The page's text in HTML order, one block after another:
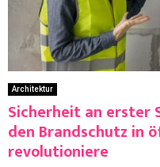
Architektur
Sicherheit an erster
den Brandschutz in
revolutioniere